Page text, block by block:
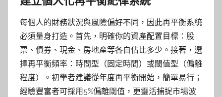
每個人的財務狀況與風險偏好不同，因此再平衡系統
必須量身打造。首先，明確你的資產配置目標：股
票、債券、現金、房地產等各自佔比多少。接著，選
擇再平衡頻率：時間型（固定時間）或閾值型（偏離
程度）。初學者建議從年度再平衡開始，簡單易行；
經驗豐富者可採用5%偏離閾值，更靈活捕捉市場波